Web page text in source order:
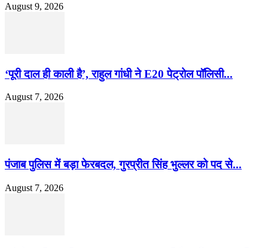
August 9, 2026
‘पूरी दाल ही काली है’, राहुल गांधी ने E20 पेट्रोल पॉलिसी...
August 7, 2026
पंजाब पुलिस में बड़ा फेरबदल, गुरप्रीत सिंह भुल्लर को पद से...
August 7, 2026